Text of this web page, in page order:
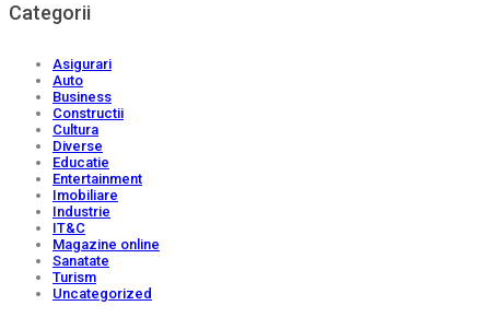
Categorii
Asigurari
Auto
Business
Constructii
Cultura
Diverse
Educatie
Entertainment
Imobiliare
Industrie
IT&C
Magazine online
Sanatate
Turism
Uncategorized